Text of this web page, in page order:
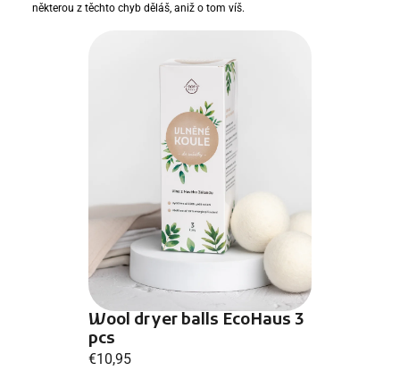
Wool dryer balls EcoHaus 3
pcs
€10,95
některou z těchto chyb děláš, aniž o tom víš.